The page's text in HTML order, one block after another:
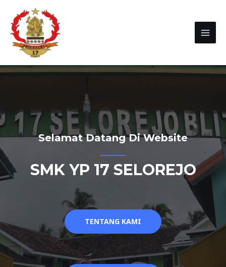
Selamat Datang Di Website
SMK YP 17 SELOREJO
TENTANG KAMI